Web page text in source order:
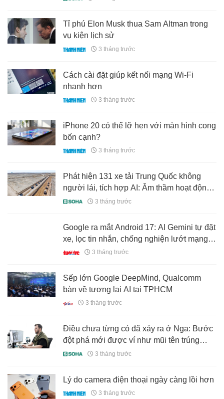
Tỉ phú Elon Musk thua Sam Altman trong
vụ kiện lịch sử
3 tháng trước
Cách cài đặt giúp kết nối mạng Wi-Fi
nhanh hơn
3 tháng trước
iPhone 20 có thể lỡ hẹn với màn hình cong
bốn cạnh?
3 tháng trước
Phát hiện 131 xe tải Trung Quốc không
người lái, tích hợp AI: Âm thầm hoạt động
24/7 tại kho báu lộ thiên, sản lượng khai
3 tháng trước
Google ra mắt Android 17: AI Gemini tự đặt
xe, lọc tin nhắn, chống nghiện lướt mạng
xã hội
3 tháng trước
Sếp lớn Google DeepMind, Qualcomm
bàn về tương lai AI tại TPHCM
3 tháng trước
Điều chưa từng có đã xảy ra ở Nga: Bước
đột phá mới được ví như mũi tên trúng
nhiều đích3 tháng trước
Lý do camera điện thoại ngày càng lồi hơn
3 tháng trước